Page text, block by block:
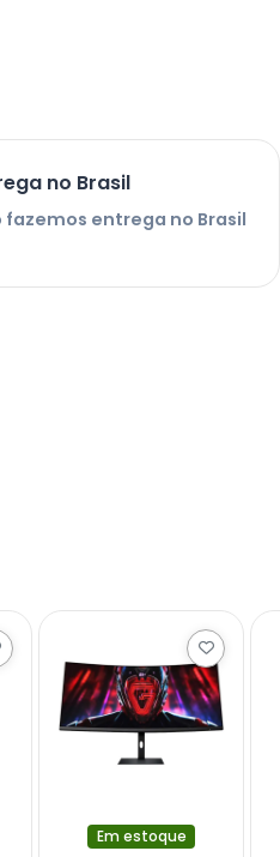
no Brasil
fazemos entrega no Brasil
Em estoque